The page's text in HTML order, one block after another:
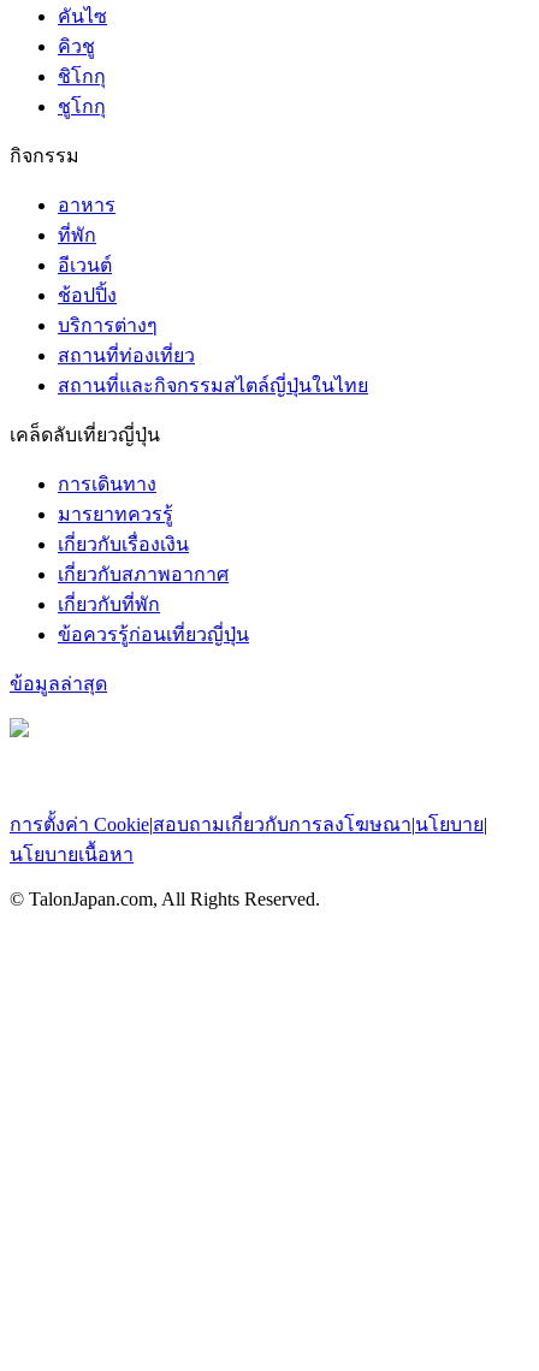
คันไซ
คิวชู
ชิโกกุ
ชูโกกุ
กิจกรรม
อาหาร
ที่พัก
อีเวนต์
ช้อปปิ้ง
บริการต่างๆ
สถานที่ท่องเที่ยว
สถานที่และกิจกรรมสไตล์ญี่ปุ่นในไทย
เคล็ดลับเที่ยวญี่ปุ่น
การเดินทาง
มารยาทควรรู้
เกี่ยวกับเรื่องเงิน
เกี่ยวกับสภาพอากาศ
เกี่ยวกับที่พัก
ข้อควรรู้ก่อนเที่ยวญี่ปุ่น
ข้อมูลล่าสุด
การตั้งค่า Cookie|สอบถามเกี่ยวกับการลงโฆษณา|นโยบาย|
นโยบายเนื้อหา
© TalonJapan.com, All Rights Reserved.